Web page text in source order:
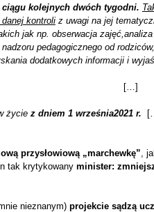
kolejnych dwóch tygodni.
kontroliz uwagi na jej
jak np. obserwacja
pedagogicznego od
dodatkowych informacji i
[…]
życie z dniem 1 września2021 r.
przysłowiową „marchewkę”,
tak krytykowanyminister:
nieznanym) projekcie sądzą